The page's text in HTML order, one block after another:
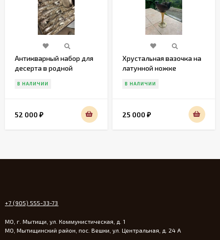
Антикварный набор для
десерта в родной
В НАЛИЧИИ
52 000 ₽
Хрустальная вазочка на
латунной ножке
В НАЛИЧИИ
25 000 ₽
+7 (905) 555-33-73
МО, г. Мытищи, ул. Коммунистическая, д. 1
МО, Мытищинский район, пос. Вешки, ул. Центральная, д. 24 А